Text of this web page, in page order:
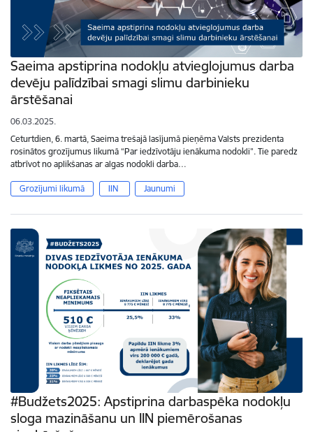
Saeima apstiprina nodokļu atvieglojumus darba
devēju palīdzībai smagi slimu darbinieku
ārstēšanai
06.03.2025.
Ceturtdien, 6. martā, Saeima trešajā lasījumā pieņēma Valsts prezidenta
rosinātos grozījumus likumā “Par iedzīvotāju ienākuma nodokli”. Tie paredz
atbrīvot no aplikšanas ar algas nodokli darba…
Grozījumi likumā IIN Jaunumi
#Budžets2025: Apstiprina darbaspēka nodokļu
sloga mazināšanu un IIN piemērošanas